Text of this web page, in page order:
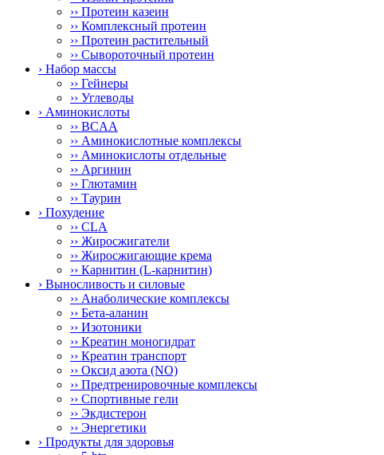
›› Протеин казеин
›› Комплексный протеин
›› Протеин растительный
›› Сывороточный протеин
› Набор массы
›› Гейнеры
›› Углеводы
› Аминокислоты
›› BCAA
›› Аминокислотные комплексы
›› Аминокислоты отдельные
›› Аргинин
›› Глютамин
›› Таурин
› Похудение
›› CLA
›› Жиросжигатели
›› Жиросжигающие крема
›› Карнитин (L-карнитин)
› Выносливость и силовые
›› Анаболические комплексы
›› Бета-аланин
›› Изотоники
›› Креатин моногидрат
›› Креатин транспорт
›› Оксид азота (NO)
›› Предтренировочные комплексы
›› Спортивные гели
›› Экдистерон
›› Энергетики
› Продукты для здоровья